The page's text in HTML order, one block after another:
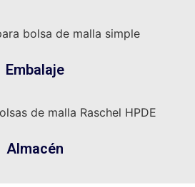
Embalaje
Almacén